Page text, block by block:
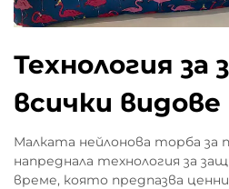
Технология
всички
Малката нейлонова торба за
напреднала технология за
време, която предпазва